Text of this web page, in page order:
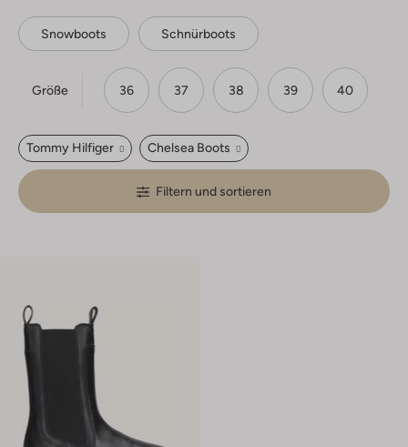
Snowboots Schnürboots
Größe 36 37 38 39 40
Tommy Hilfiger Chelsea Boots
Filtern und sortieren